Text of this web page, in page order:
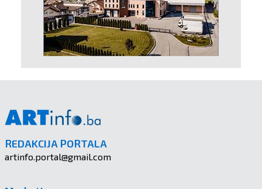
REDAKCIJA PORTALA
artinfo.portal@gmail.com